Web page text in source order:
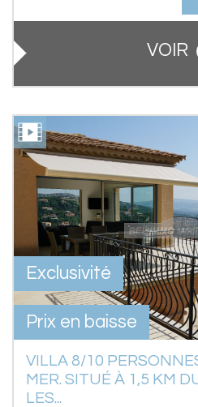
VOIR
Exclusivité
Prix en baisse
VILLA 8/10
MER. SITUÉ À 1,5 KM
LES...